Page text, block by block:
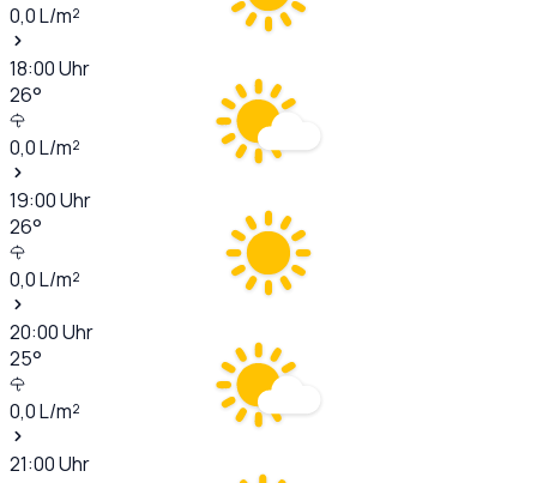
0,0L/m²
18:00Uhr
26°
0,0L/m²
19:00Uhr
26°
0,0L/m²
20:00Uhr
25°
0,0L/m²
21:00Uhr